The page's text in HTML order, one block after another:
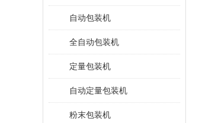
自动包装机
全自动包装机
定量包装机
自动定量包装机
粉末包装机